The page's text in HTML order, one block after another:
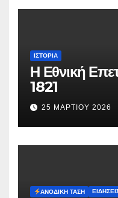
ΙΣΤΟΡΊΑ
Η Εθνική
1821
25 ΜΑΡΤΊΟΥ 2026
ΑΝΟΔΙΚΉ ΤΆΣΗ